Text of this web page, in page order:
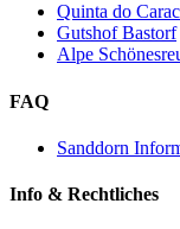
Quinta do
Gutshof Bastorf
Alpe
FAQ
Sanddorn
Info & Rechtliches